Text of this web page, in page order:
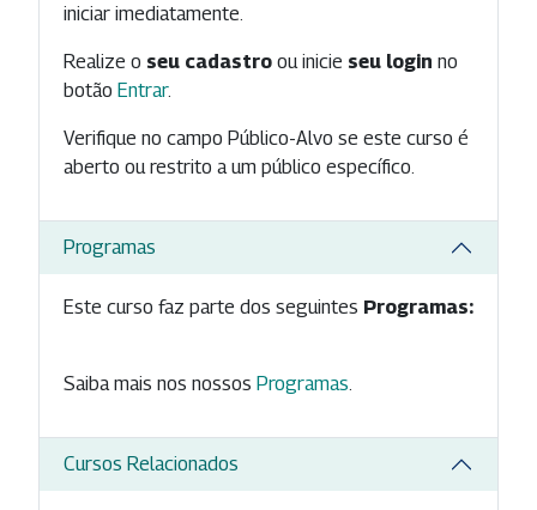
iniciar imediatamente.
Realize o seu cadastro ou inicie seu login no
botão Entrar.
Verifique no campo Público-Alvo se este curso é
aberto ou restrito a um público específico.
Programas
Este curso faz parte dos seguintes Programas:
Saiba mais nos nossos Programas
Cursos Relacionados